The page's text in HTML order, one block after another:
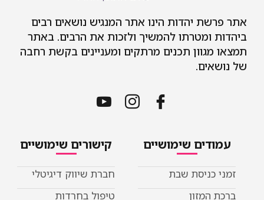
יהדות הינו אתר המנגיש נושאים רבים
להמשיך ולזכות את הרבים. באתר
תכנים מרתקים ומעניינים בקשת רחבה
שימושיים
שבת
קישורים שימושיים
חברת שיווק דיגיטלי
טיפול בחרדות